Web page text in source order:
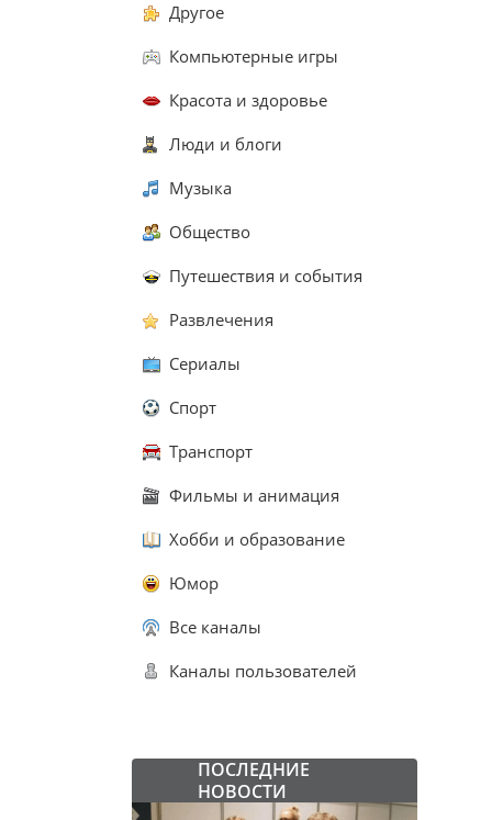
Другое
Компьютерные игры
Красота и здоровье
Люди и блоги
Музыка
Общество
Путешествия и события
Развлечения
Сериалы
Спорт
Транспорт
Фильмы и анимация
Хобби и образование
Юмор
Все каналы
Каналы пользователей
ПОСЛЕДНИЕ
НОВОСТИ